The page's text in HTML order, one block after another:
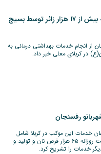
از کربلا|ارائه خدمات درمانی به بیش از ۱۷ هزار زائر توسط بسیج
انجام خدمات بهداشتی درمانی به
رفسنجان
خدمات این موکب در کربلا شامل
توزیع وعده و میان‌وعده غذایی، پخت روزانه ۶۵ هزار قرص نان و تولید و